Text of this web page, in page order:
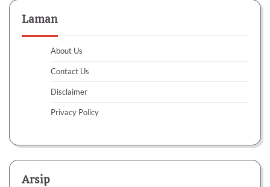
Laman
About Us
Contact Us
Disclaimer
Privacy Policy
Arsip